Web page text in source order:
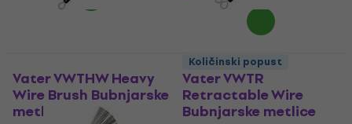
Vater VWTHW Heavy
Wire Brush Bubnjarske
metlice
Vater VWTR
Retractable Wire
Bubnjarske metlice
Količinski popust